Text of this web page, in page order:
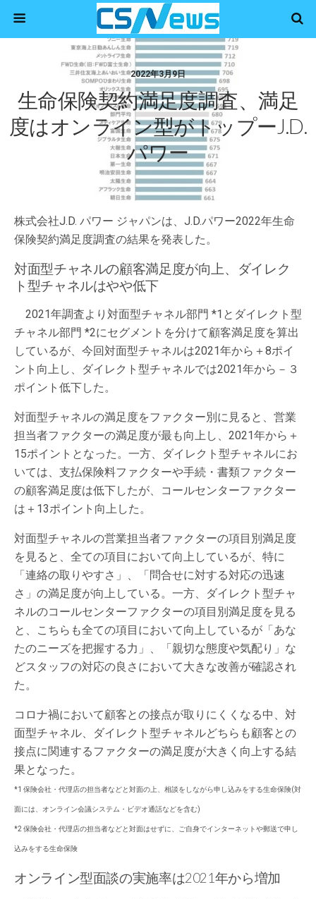
2022年3月9日
生命保険契約満足度調査、満足
度はオンライン型がトップーJ.D.
パワー
株式会社J.D. パワー ジャパンは、J.D.パワー2022年生命
保険契約満足度調査の結果を発表した。
対面型チャネルの顧客満足度が向上、ダイレク
ト型チャネルはやや低下
2021年調査より対面型チャネル部門 *1とダイレクト型
チャネル部門 *2にセグメントを分けて顧客満足度を算出
しているが、今回対面型チャネルは2021年から＋8ポイ
ント向上し、ダイレクト型チャネルでは2021年から－３
ポイント低下した。
対面型チャネルの満足度をファクター別に見ると、営業
担当者ファクターの満足度が最も向上し、2021年から＋
15ポイントとなった。一方、ダイレクト型チャネルにお
いては、支払保険料ファクターや手続・書類ファクター
の顧客満足度は低下したが、コールセンターファクター
は＋13ポイント向上した。
対面型チャネルの営業担当者ファクターの項目別満足度
を見ると、全ての項目において向上しているが、特に
「連絡の取りやすさ」、「問合せに対する対応の迅速
さ」の満足度が向上している。一方、ダイレクト型チャ
ネルのコールセンターファクターの項目別満足度を見る
と、こちらも全ての項目において向上しているが「あな
たのニーズを把握する力」、「親切な態度や気配り」な
どスタッフの対応の良さにおいて大きな改善が確認され
た。
コロナ禍において顧客との接点が取りにくくなる中、対
面型チャネル、ダイレクト型チャネルどちらも顧客との
接点に関連するファクターの満足度が大きく向上する結
果となった。
*1 保険会社・代理店の担当者などと対面の上、相談をしながら申し込みをする生命保険(対
面には、オンライン会議システム・ビデオ通話などを含む)
*2 保険会社・代理店の担当者などと対面はせずに、ご自身でインターネットや郵送で申し
込みをする生命保険
オンライン型面談の実施率は2021年から増加